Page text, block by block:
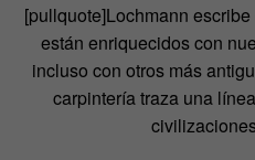
[pullquote]Lochmann
están enriquecidos con
incluso con otros más
carpintería traza una